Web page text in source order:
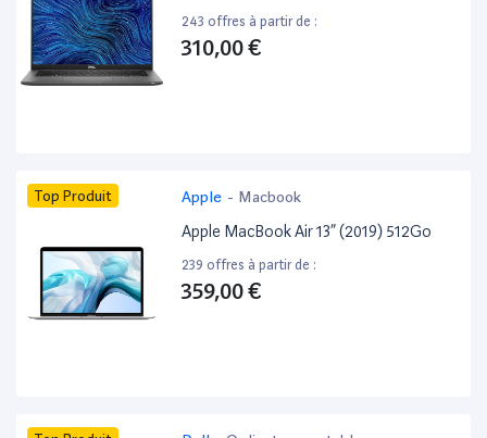
243 offres à partir de :
310,00 €
Top Produit Apple - Macbook
Apple MacBook Air 13” (2019) 512Go
239 offres à partir de :
359,00 €